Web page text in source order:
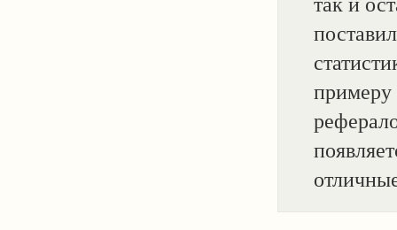
примеру